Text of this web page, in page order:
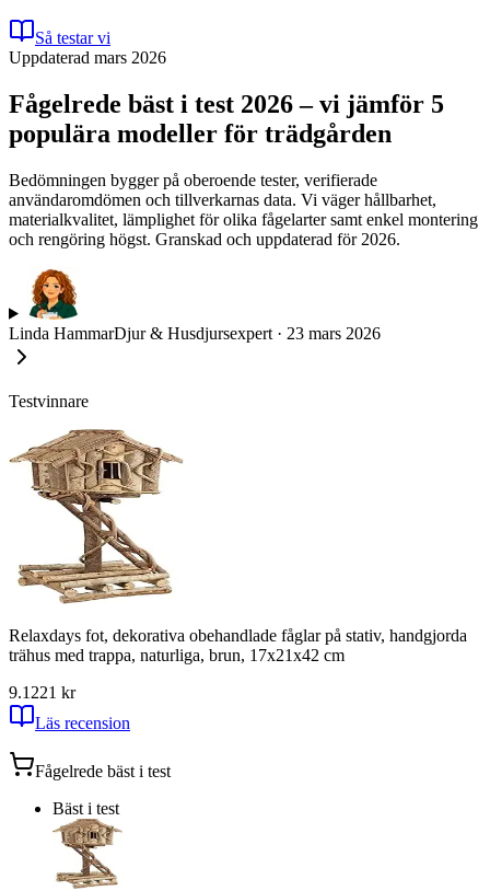
Så testar vi
Uppdaterad mars 2026
Fågelrede bäst i test 2026 – vi jämför 5
populära modeller för trädgården
Bedömningen bygger på oberoende tester, verifierade
användaromdömen och tillverkarnas data. Vi väger hållbarhet,
materialkvalitet, lämplighet för olika fågelarter samt enkel montering
och rengöring högst. Granskad och uppdaterad för 2026.
Linda HammarDjur & Husdjursexpert · 23 mars 2026
Testvinnare
Relaxdays fot, dekorativa obehandlade fåglar på stativ, handgjorda
trähus med trappa, naturliga, brun, 17x21x42 cm
9.1 221 kr
Läs recension
Fågelrede bäst i test
Bäst i test